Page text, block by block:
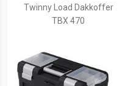
Twinny Load Dakkoffer
TBX 470